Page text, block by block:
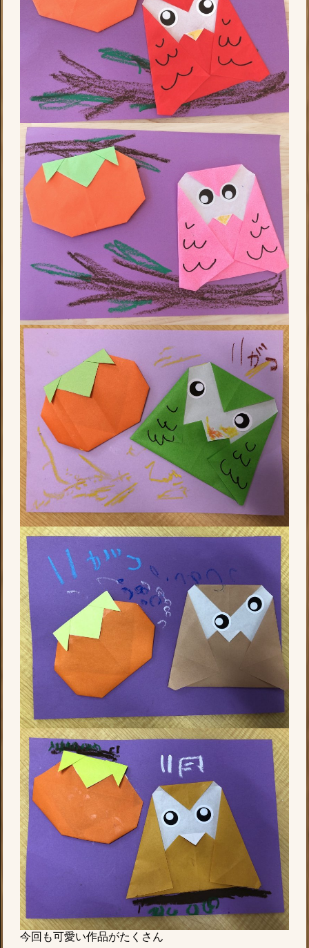
今回も可愛い作品がたくさん